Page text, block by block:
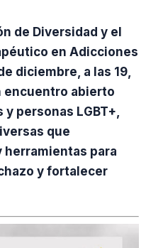
de Diversidad y el
en Adicciones
diciembre, a las 19,
encuentro abierto
personas LGBT+,
que
para
y fortalecer